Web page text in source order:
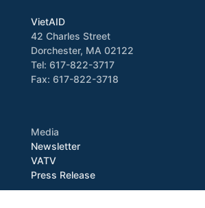
VietAID
42 Charles Street
Dorchester, MA 02122
Tel: 617-822-3717
Fax: 617-822-3718
Media
Newsletter
VATV
Press Release